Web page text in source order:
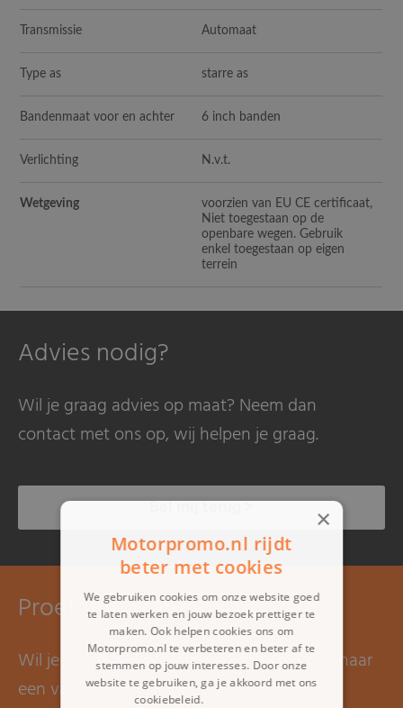
Transmissie Automaat
Type as starre as
Bandenmaat voor en achter 6 inch banden
Verlichting N.v.t.
Wetgeving
voorzien van EU CE certificaat,
Niet toegestaan op de
openbare wegen. Gebruik
enkel toegestaan op eigen
terrein
Advies nodig?
Wil je graag advies op maat? Neem dan
contact met ons op, wij helpen je graag.
Bel mij terug >
Proefrit maken?
Wil je graag een proefrit maken? Kom dan naar
een van onze showrooms.
×
Motorpromo.nl rijdt
beter met cookies
We gebruiken cookies om onze website goed
te laten werken en jouw bezoek prettiger te
maken. Ook helpen cookies ons om
Motorpromo.nl te verbeteren en beter af te
stemmen op jouw interesses. Door onze
website te gebruiken, ga je akkoord met ons
cookiebeleid.